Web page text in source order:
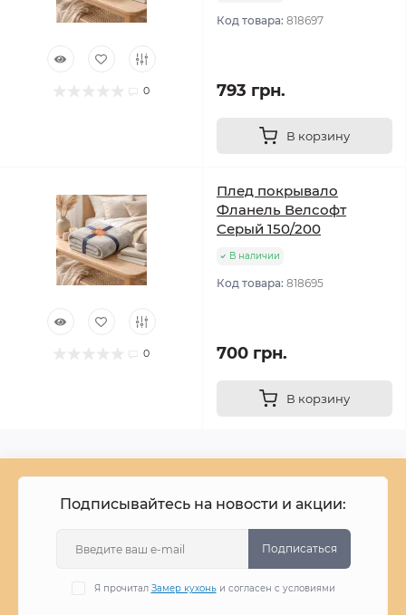
0
Код товара: 818697
793 грн.
В корзину
0
Плед покрывало
Фланель Велсофт
Серый 150/200
В наличии
Код товара: 818695
700 грн.
В корзину
Подписывайтесь на новости и акции:
Подписаться
Я прочитал Замер кухоньи согласен с условиями